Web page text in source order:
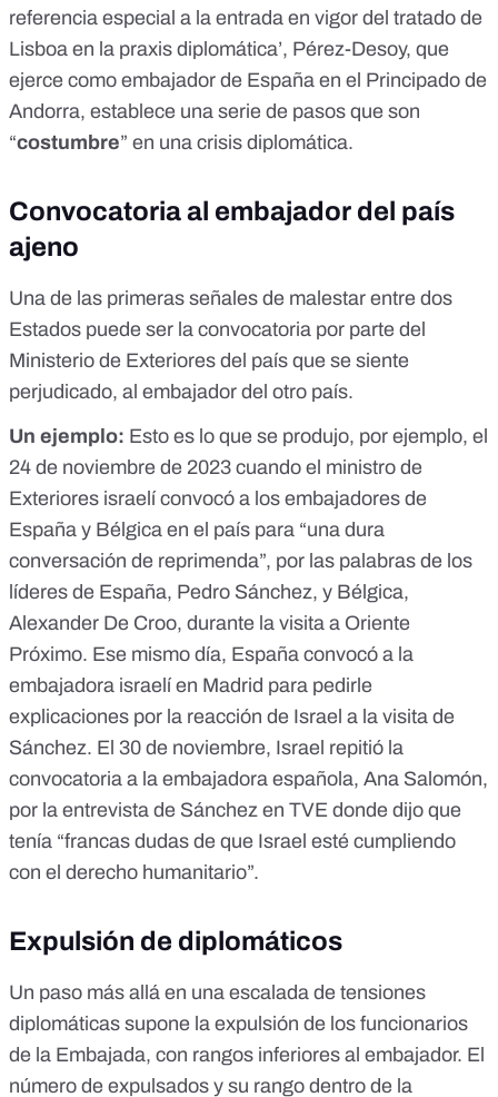
referencia especial a la entrada en vigor del tratado de
Lisboa en la praxis diplomática’, Pérez-Desoy, que
ejerce como embajador de España en el Principado de
Andorra, establece una serie de pasos que son
“costumbre” en una crisis diplomática.
Convocatoria al embajador del país
ajeno
Una de las primeras señales de malestar entre dos
Estados puede ser la convocatoria por parte del
Ministerio de Exteriores del país que se siente
perjudicado, al embajador del otro país.
Un ejemplo: Esto es lo que se produjo, por ejemplo, el
24 de noviembre de 2023 cuando el ministro de
Exteriores israelí convocó a los embajadores de
España y Bélgica en el país para “una dura
conversación de reprimenda”, por las palabras de los
líderes de España, Pedro Sánchez, y Bélgica,
Alexander De Croo, durante la visita a Oriente
Próximo. Ese mismo día, España convocó a la
embajadora israelí en Madrid para pedirle
explicaciones por la reacción de Israel a la visita de
Sánchez. El 30 de noviembre, Israel repitió la
convocatoria a la embajadora española, Ana Salomón,
por la entrevista de Sánchez en TVE donde dijo que
tenía “francas dudas de que Israel esté cumpliendo
con el derecho humanitario”.
Expulsión de diplomáticos
Un paso más allá en una escalada de tensiones
diplomáticas supone la expulsión de los funcionarios
de la Embajada, con rangos inferiores al embajador. El
número de expulsados y su rango dentro de la